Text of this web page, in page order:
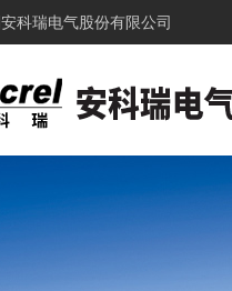
安科瑞电气股份有限公司